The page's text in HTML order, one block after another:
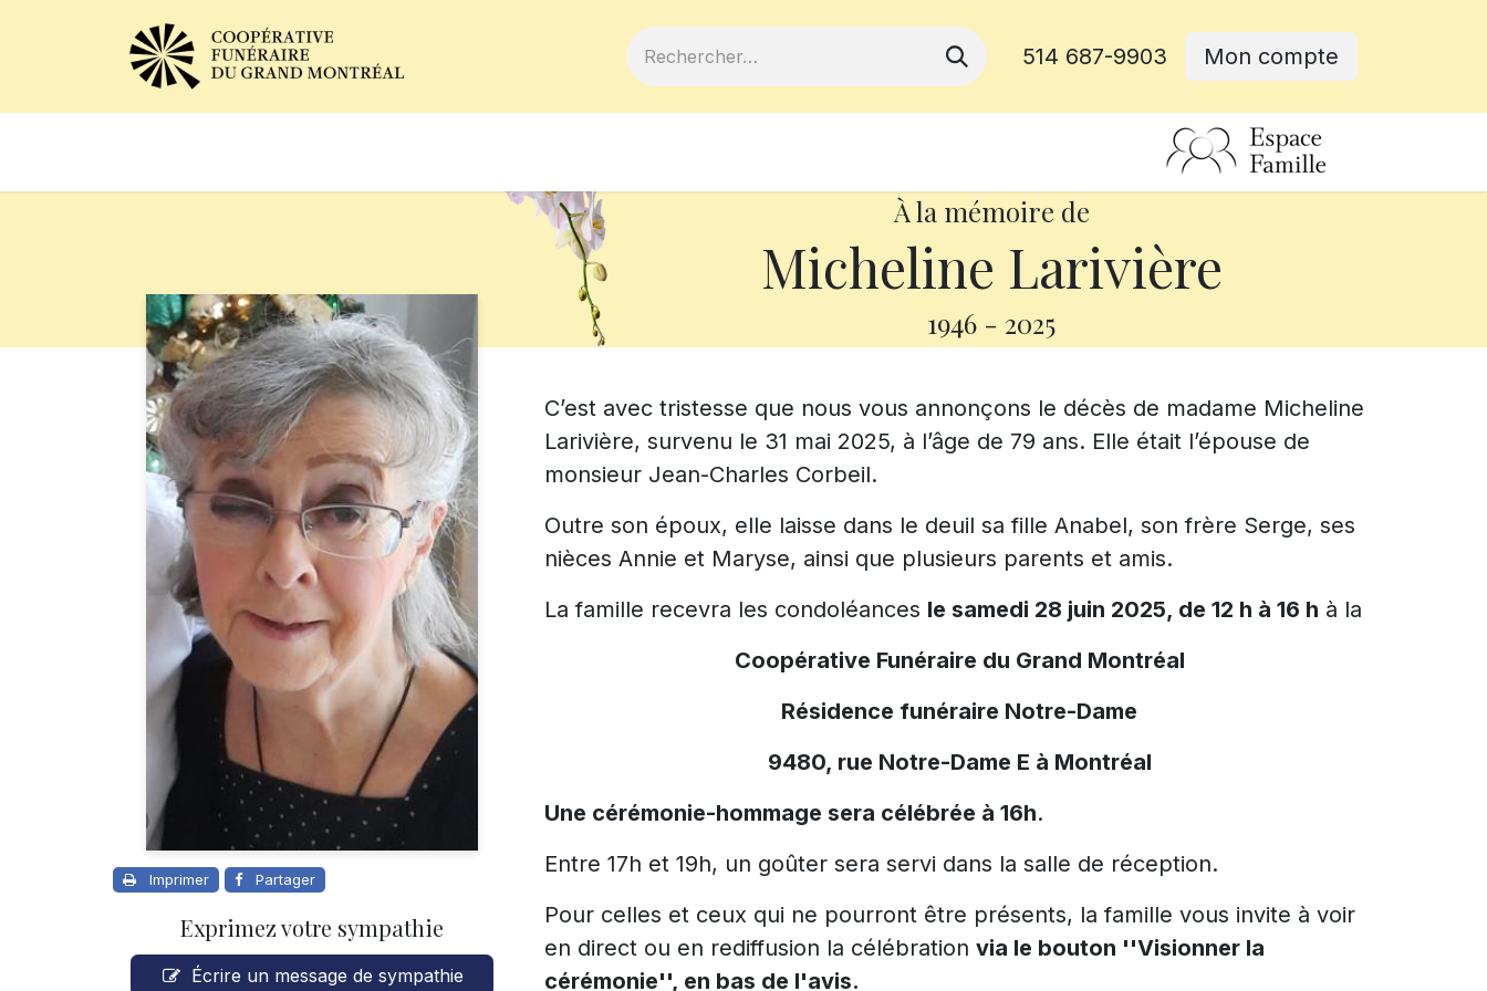
514 687-9903 Mon compte
À la mémoire de
Micheline Larivière
1946 - 2025
Imprimer Partager
Exprimez votre sympathie
Écrire un message de sympathie
C’est avec tristesse que nous vous annonçons le décès de madame Micheline
Larivière, survenu le 31 mai 2025, à l’âge de 79 ans. Elle était l’épouse de
monsieur Jean-Charles Corbeil.
Outre son époux, elle laisse dans le deuil sa fille Anabel, son frère Serge, ses
nièces Annie et Maryse, ainsi que plusieurs parents et amis.
La famille recevra les condoléances le samedi 28 juin 2025, de 12 h à 16 h à la
Coopérative Funéraire du Grand Montréal
Résidence funéraire Notre-Dame
9480, rue Notre-Dame E à Montréal
Une cérémonie-hommage sera célébrée à 16h.
Entre 17h et 19h, un goûter sera servi dans la salle de réception.
Pour celles et ceux qui ne pourront être présents, la famille vous invite à voir
en direct ou en rediffusion la célébration via le bouton ''Visionner la
cérémonie'', en bas de l'avis.